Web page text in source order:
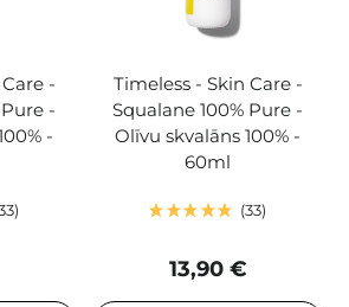
-
-
-
Timeless - Skin Care -
Squalane 100% Pure -
Olīvu skvalāns 100% -
60ml
33
13,90 €